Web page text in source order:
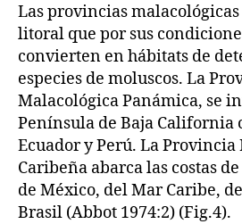
Las provincias malacológicas
litoral que por sus
convierten en hábitats de
especies de moluscos. La
Malacológica Panámica, se
Península de Baja California
Ecuador y Perú. La
Caribeña abarca las costas
de México, del Mar Caribe,
Brasil (Abbot 1974:2) (Fig.4).